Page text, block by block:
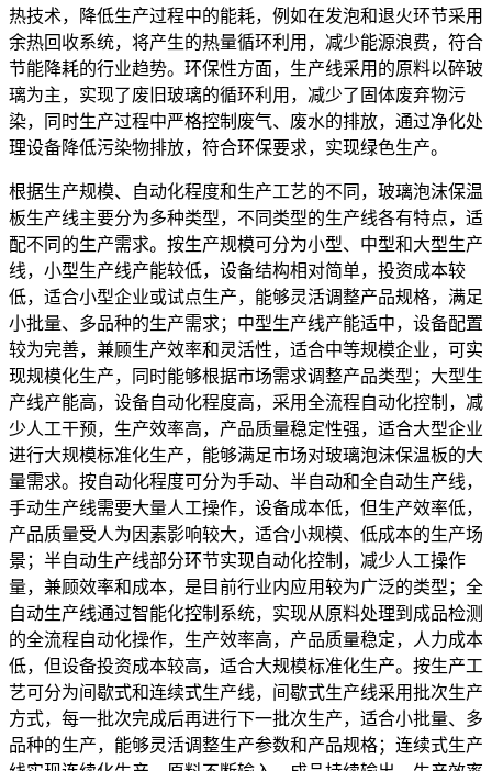
热技术，降低生产过程中的能耗，例如在发泡和退火环节采用
余热回收系统，将产生的热量循环利用，减少能源浪费，符合
节能降耗的行业趋势。环保性方面，生产线采用的原料以碎玻
璃为主，实现了废旧玻璃的循环利用，减少了固体废弃物污
染，同时生产过程中严格控制废气、废水的排放，通过净化处
理设备降低污染物排放，符合环保要求，实现绿色生产。
根据生产规模、自动化程度和生产工艺的不同，玻璃泡沫保温
板生产线主要分为多种类型，不同类型的生产线各有特点，适
配不同的生产需求。按生产规模可分为小型、中型和大型生产
线，小型生产线产能较低，设备结构相对简单，投资成本较
低，适合小型企业或试点生产，能够灵活调整产品规格，满足
小批量、多品种的生产需求；中型生产线产能适中，设备配置
较为完善，兼顾生产效率和灵活性，适合中等规模企业，可实
现规模化生产，同时能够根据市场需求调整产品类型；大型生
产线产能高，设备自动化程度高，采用全流程自动化控制，减
少人工干预，生产效率高，产品质量稳定性强，适合大型企业
进行大规模标准化生产，能够满足市场对玻璃泡沫保温板的大
量需求。按自动化程度可分为手动、半自动和全自动生产线，
手动生产线需要大量人工操作，设备成本低，但生产效率低，
产品质量受人为因素影响较大，适合小规模、低成本的生产场
景；半自动生产线部分环节实现自动化控制，减少人工操作
量，兼顾效率和成本，是目前行业内应用较为广泛的类型；全
自动生产线通过智能化控制系统，实现从原料处理到成品检测
的全流程自动化操作，生产效率高，产品质量稳定，人力成本
低，但设备投资成本较高，适合大规模标准化生产。按生产工
艺可分为间歇式和连续式生产线，间歇式生产线采用批次生产
方式，每一批次完成后再进行下一批次生产，适合小批量、多
品种的生产，能够灵活调整生产参数和产品规格；连续式生产